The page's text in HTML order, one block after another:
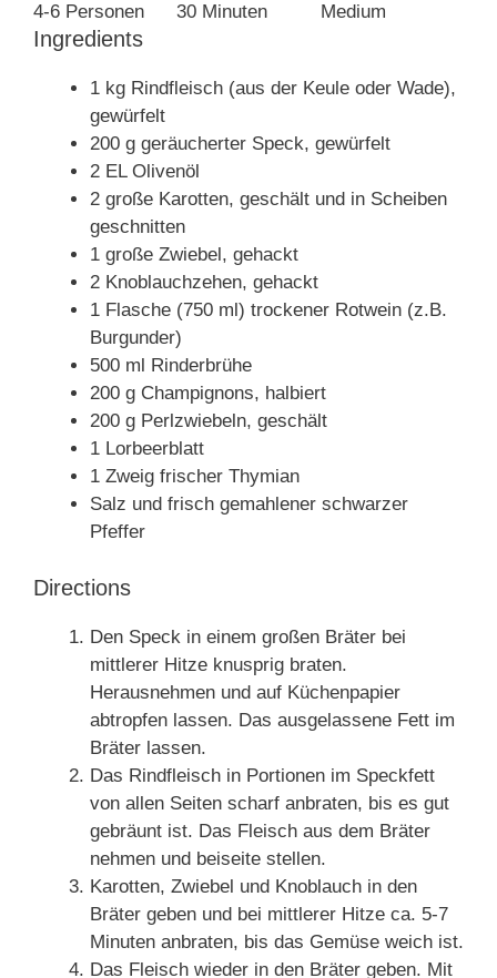
4-6 Personen
30 Minuten
Medium
Ingredients
1 kg Rindfleisch (aus der Keule oder Wade),
gewürfelt
200 g geräucherter Speck, gewürfelt
2 EL Olivenöl
2 große Karotten, geschält und in Scheiben
geschnitten
1 große Zwiebel, gehackt
2 Knoblauchzehen, gehackt
1 Flasche (750 ml) trockener Rotwein (z.B.
Burgunder)
500 ml Rinderbrühe
200 g Champignons, halbiert
200 g Perlzwiebeln, geschält
1 Lorbeerblatt
1 Zweig frischer Thymian
Salz und frisch gemahlener schwarzer
Pfeffer
Directions
Den Speck in einem großen Bräter bei
mittlerer Hitze knusprig braten.
Herausnehmen und auf Küchenpapier
abtropfen lassen. Das ausgelassene Fett im
Bräter lassen.
Das Rindfleisch in Portionen im Speckfett
von allen Seiten scharf anbraten, bis es gut
gebräunt ist. Das Fleisch aus dem Bräter
nehmen und beiseite stellen.
Karotten, Zwiebel und Knoblauch in den
Bräter geben und bei mittlerer Hitze ca. 5-7
Minuten anbraten, bis das Gemüse weich ist.
Das Fleisch wieder in den Bräter geben. Mit